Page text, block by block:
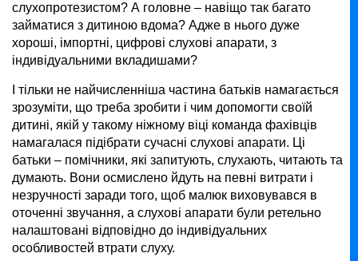
слухопротезистом? А головне – навіщо так багато
займатися з дитиною вдома? Адже в нього дуже
хороші, імпортні, цифрові слухові апарати, з
індивідуальними вкладишами?
І тільки не найчисленніша частина батьків намагається
зрозуміти, що треба зробити і чим допомогти своїй
дитині, якій у такому ніжному віці команда фахівців
намагалася підібрати сучасні слухові апарати. Ці
батьки – помічники, які запитують, слухають, читають та
думають. Вони осмислено йдуть на певні витрати і
незручності заради того, щоб малюк виховувався в
оточенні звучання, а слухові апарати були ретельно
налаштовані відповідно до індивідуальних
особливостей втрати слуху.